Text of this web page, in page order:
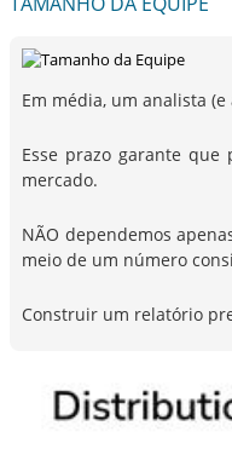
Em média, um analista
Esse prazo garante
mercado.
NÃO dependemos
meio de um número
Construir um relatório